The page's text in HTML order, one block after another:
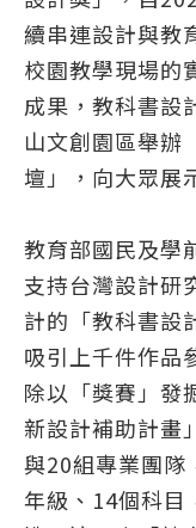
續串連設計與教
校園教學現場的
成果，教科書設
山文創園區舉辦
壇」，向大眾展
教育部國民及學
支持台灣設計研
計的「教科書設
吸引上千件作品
除以「獎賽」發
新設計補助計畫
與20組專業團隊
年級、14個科目